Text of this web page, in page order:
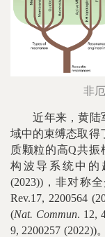
非
近年来，黄陆军
域中的束缚态取得
质颗粒的高Q共振
构波导系统中的
(2023))，非对称
Rev.17, 2200564
(Nat. Commun. 12,
9, 2200257